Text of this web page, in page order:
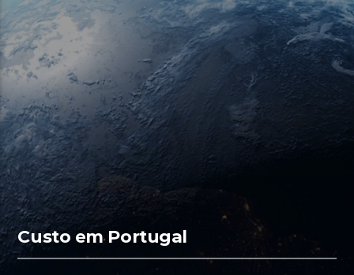
Custo em Portugal